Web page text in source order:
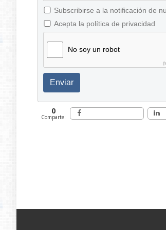
Subscribirse a la notificación de
Acepta la política de privacidad
No soy un robot
Enviar
0
Comparte: